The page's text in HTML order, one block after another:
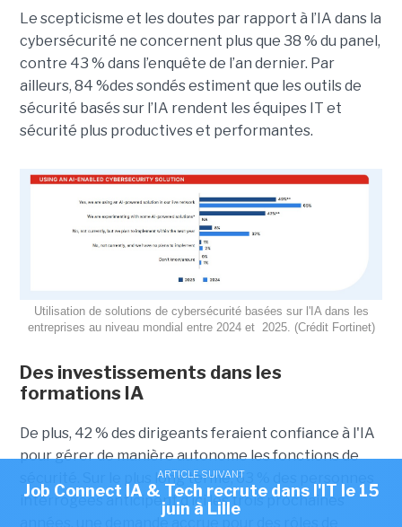
Le scepticisme et les doutes par rapport à l’IA dans la
cybersécurité ne concernent plus que 38 % du panel,
contre 43 % dans l’enquête de l’an dernier. Par
ailleurs, 84 %des sondés estiment que les outils de
sécurité basés sur l’IA rendent les équipes IT et
sécurité plus productives et performantes.
Utilisation de solutions de cybersécurité basées sur l'IA dans les
entreprises au niveau mondial entre 2024 et 2025. (Crédit Fortinet)
Des investissements dans les
formations IA
De plus, 42 % des dirigeants feraient confiance à l'IA
pour gérer de manière autonome les fonctions de
sécurité. Sur le plus long terme, 63 % des personnes
interrogées anticipent d’ici les trois prochaines
années, une demande accrue pour des rôles de
ARTICLE SUIVANT
Job Connect IA & Tech recrute dans l'IT le 15
juin à Lille